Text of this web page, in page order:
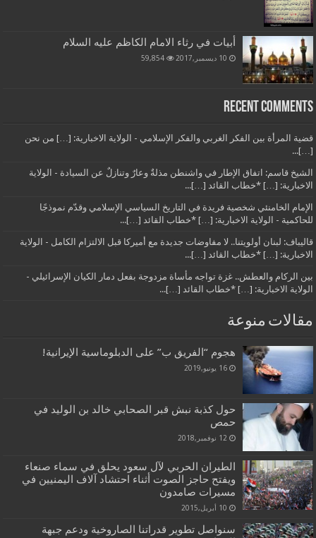
أبيات في رثاء الامام الكاظم عليه السلام
10 ديسمبر,2017 59,854
Recent Comments
قضية المرأة بين الفكر الغربي والفكر الإسلامي - الولاية الاخبارية: […] من نحن
[…]...
الشيخ قاسم: اتفاق الإطار في واشنطن مذلةٌ وعارٌ وتنازلٌ عن السيادة - الولاية
الاخبارية: […] *خطاب القائد […]...
الإمام الخامنئي شخصية فريدة في التاريخ السياسي الإسلامي وقدّم نموذجًا
للحاكمية - الولاية الاخبارية: […] *خطاب القائد […]...
قاليباف: لبنان أولويتنا.. لا مفاوضات جديدة مع أميركا قبل الالتزام الكامل - الولاية
الاخبارية: […] *خطاب القائد […]...
بين الركام والعطش.. غزة تواجه مأساة مزدوجة بفعل دمار الكيان الإسرائيلي -
الولاية الاخبارية: […] *خطاب القائد […]...
مقالات منوعة
هجوم “الفريق ب” على الدبلوماسية الإيرانية!
16 يونيو,2019
حول كذبة نبش قبر الصحابي خالد بن الوليد في
حمص
12 نوفمبر,2018
الطيران الحربي لآل سعود يحلق في سماء صنعاء
ويفتح حاجز الصوت أثناء احتشاد آلاف اليمنيين في
مسيرات صامدون
10 أبريل,2015
سنواصل تطوير قدراتنا الصاروخية ودعم جبهة